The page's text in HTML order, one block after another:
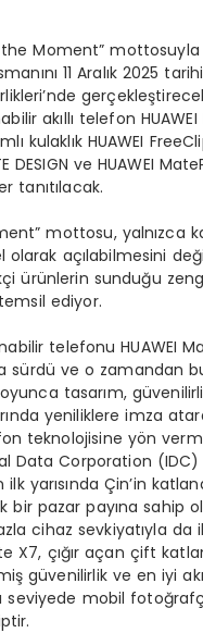
the Moment”
11 Aralık 2025
akıllı telefon
kulaklık HUAWEI
DESIGN ve HUAWEI
tanıtılacak.
mottosu, yalnızca
olarak açılabilmesini
ürünlerin sunduğu
ediyor.
telefonu HUAWEI
sürdü ve o zamandan
tasarım,
yeniliklere imza
teknolojisine yön
Data Corporation (IDC)
ilk yarısında Çin’in
bir pazar payına sahip
cihaz sevkiyatıyla da
X7, çığır açan çift
güvenilirlik ve en iyi
seviyede mobil